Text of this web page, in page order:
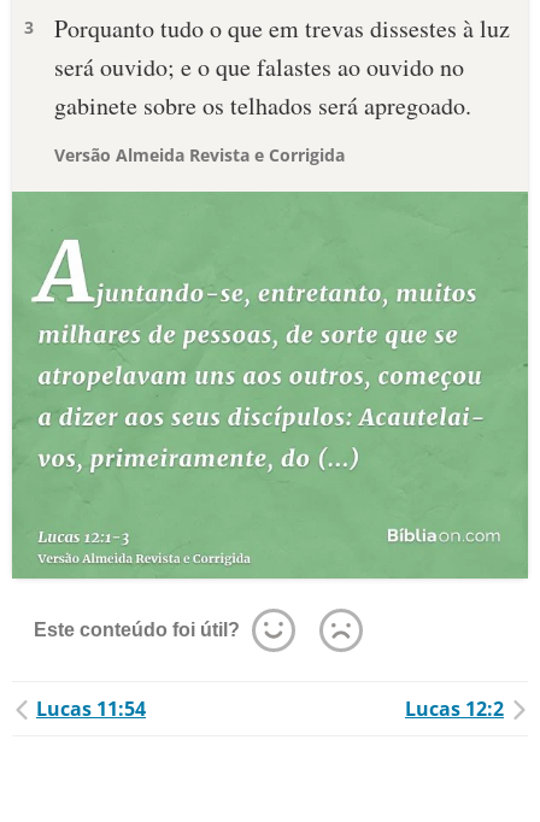
3
Porquanto tudo o que em trevas dissestes à luz
será ouvido; e o que falastes ao ouvido no
gabinete sobre os telhados será apregoado.
Versão Almeida Revista e Corrigida
Este conteúdo foi útil?
Lucas 11:54 Lucas 12:2